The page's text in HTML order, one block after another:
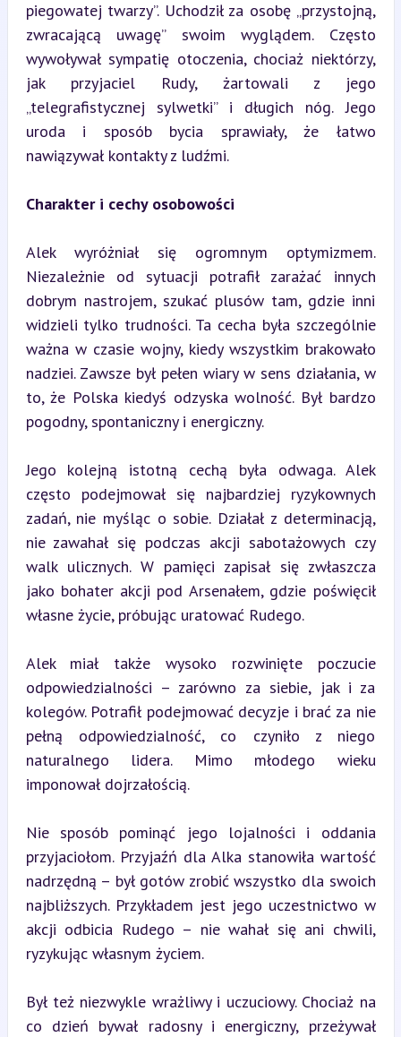
piegowatej twarzy”. Uchodził za osobę „przystojną,
zwracającą uwagę” swoim wyglądem. Często
wywoływał sympatię otoczenia, chociaż niektórzy,
jak przyjaciel Rudy, żartowali z jego
„telegrafistycznej sylwetki” i długich nóg. Jego
uroda i sposób bycia sprawiały, że łatwo
nawiązywał kontakty z ludźmi.
Charakter i cechy osobowości
Alek wyróżniał się ogromnym optymizmem.
Niezależnie od sytuacji potrafił zarażać innych
dobrym nastrojem, szukać plusów tam, gdzie inni
widzieli tylko trudności. Ta cecha była szczególnie
ważna w czasie wojny, kiedy wszystkim brakowało
nadziei. Zawsze był pełen wiary w sens działania, w
to, że Polska kiedyś odzyska wolność. Był bardzo
pogodny, spontaniczny i energiczny.
Jego kolejną istotną cechą była odwaga. Alek
często podejmował się najbardziej ryzykownych
zadań, nie myśląc o sobie. Działał z determinacją,
nie zawahał się podczas akcji sabotażowych czy
walk ulicznych. W pamięci zapisał się zwłaszcza
jako bohater akcji pod Arsenałem, gdzie poświęcił
własne życie, próbując uratować Rudego.
Alek miał także wysoko rozwinięte poczucie
odpowiedzialności – zarówno za siebie, jak i za
kolegów. Potrafił podejmować decyzje i brać za nie
pełną odpowiedzialność, co czyniło z niego
naturalnego lidera. Mimo młodego wieku
imponował dojrzałością.
Nie sposób pominąć jego lojalności i oddania
przyjaciołom. Przyjaźń dla Alka stanowiła wartość
nadrzędną – był gotów zrobić wszystko dla swoich
najbliższych. Przykładem jest jego uczestnictwo w
akcji odbicia Rudego – nie wahał się ani chwili,
ryzykując własnym życiem.
Był też niezwykle wrażliwy i uczuciowy. Chociaż na
co dzień bywał radosny i energiczny, przeżywał